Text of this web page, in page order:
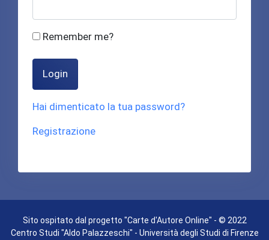
Remember me?
Login
Hai dimenticato la tua password?
Registrazione
Sito ospitato dal progetto "Carte d'Autore Online" - © 2022
Centro Studi "Aldo Palazzeschi" - Università degli Studi di Firenze